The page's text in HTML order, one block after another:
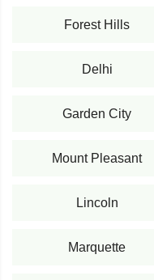
Forest Hills
Delhi
Garden City
Mount Pleasant
Lincoln
Marquette